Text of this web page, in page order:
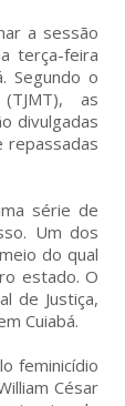
a sessão
terça-feira
Segundo o
as
divulgadas
repassadas
série de
Um dos
do qual
estado. O
de Justiça,
Cuiabá.
feminicídio
César